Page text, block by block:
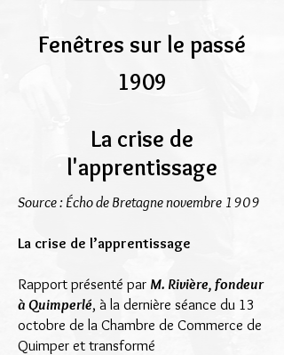
Fenêtres sur le passé
1909
La crise de
l'apprentissage
Source : Écho de Bretagne novembre 1909
La crise de l’apprentissage
Rapport présenté par M. Rivière, fondeur
à Quimperlé, à la dernière séance du 13
octobre de la Chambre de Commerce de
Quimper et transformé